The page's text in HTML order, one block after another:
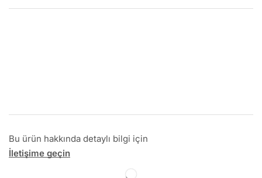
Bu ürün hakkında detaylı bilgi için
İletişime geçin